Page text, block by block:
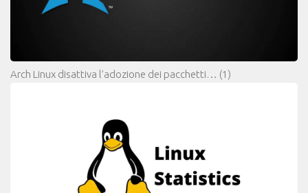
Arch Linux disattiva l’adozione dei pacchetti… (1)